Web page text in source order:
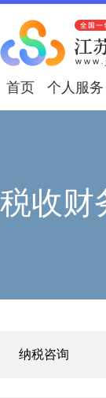
首页 个人服务
税收财
纳税咨询